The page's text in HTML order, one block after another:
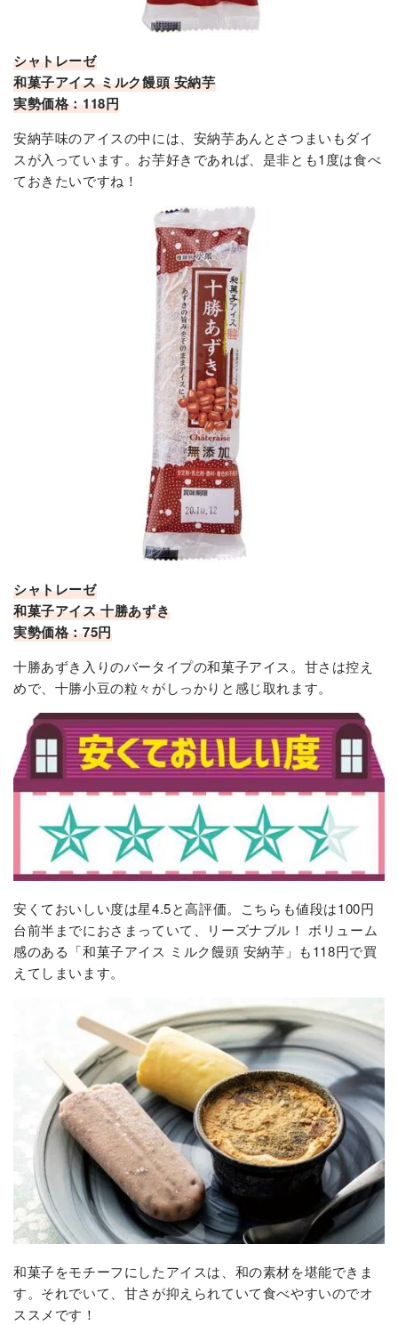
シャトレーゼ
和菓子アイス ミルク饅頭 安納芋
実勢価格：118円
安納芋味のアイスの中には、安納芋あんとさつまいもダイ
スが入っています。お芋好きであれば、是非とも1度は食べ
ておきたいですね！
シャトレーゼ
和菓子アイス 十勝あずき
実勢価格：75円
十勝あずき入りのバータイプの和菓子アイス。甘さは控え
めで、十勝小豆の粒々がしっかりと感じ取れます。
安くておいしい度は星4.5と高評価。こちらも値段は100円
台前半までにおさまっていて、リーズナブル！ ボリューム
感のある「和菓子アイス ミルク饅頭 安納芋」も118円で買
えてしまいます。
和菓子をモチーフにしたアイスは、和の素材を堪能できま
す。それでいて、甘さが抑えられていて食べやすいのでオ
ススメです！